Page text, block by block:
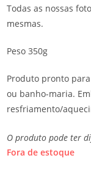
Todas as nossas
mesmas.
Peso 350g
Produto pronto
ou banho-maria.
resfriamento/
O produto pode ter
Fora de estoque